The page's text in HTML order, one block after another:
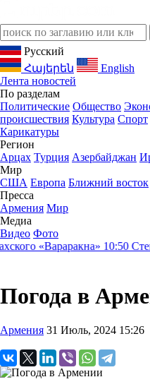
Русский
Հայերեն
English
Лента новостей
По разделам
Политические Общество
происшествия Культура Спорт
Карикатуры
Регион
Арцах Турция Азербайджан
Мир
США Европа Ближний восток
Пресса
Армения Мир
Медиа
Видео Фото
«Вараракна»10:50
Погода в
Армения 31 Июль, 2024 15:26